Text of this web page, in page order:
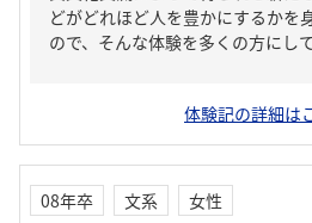
どがどれほど人を豊かにするかを
ので、そんな体験を多くの方にし
体験記の詳細は
08年卒 文系
女性